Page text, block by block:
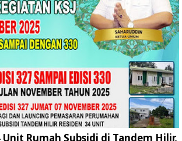
Unit Rumah Subsidi di Tandem Hilir,